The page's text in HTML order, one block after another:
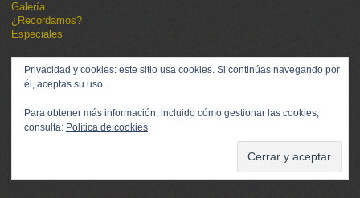
Galería
¿Recordamos?
Especiales
Privacidad y cookies: este sitio usa cookies. Si continúas navegando por
él, aceptas su uso.
Para obtener más información, incluido cómo gestionar las cookies,
consulta: Política de cookies